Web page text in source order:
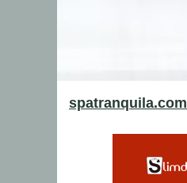
spatranquila.com